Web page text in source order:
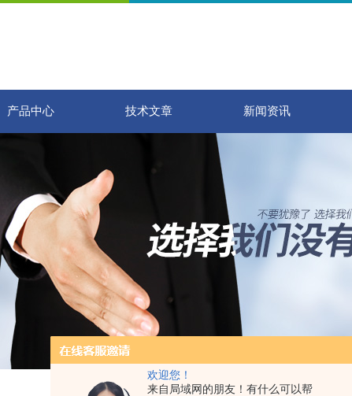
欢迎您！
来自局域网的朋友！有什么可以帮
产品中心 技术文章 新闻资讯